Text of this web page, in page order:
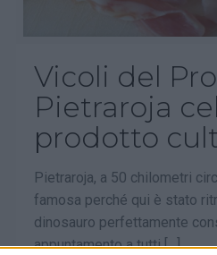
Vicoli del
Pietraroja
prodotto
Pietraroja, a 50 chilometri
famosa perché qui è stato
dinosauro perfettamente
appuntamento a tutti[…]